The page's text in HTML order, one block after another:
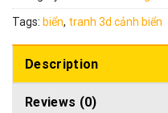
Tags: biển, tranh 3d cảnh biển
Description
Reviews (0)